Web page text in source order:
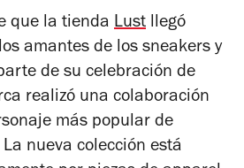
que la tienda Lust llegó
amantes de los sneakers y
de su celebración de
realizó una colaboración
más popular de
nueva colección está